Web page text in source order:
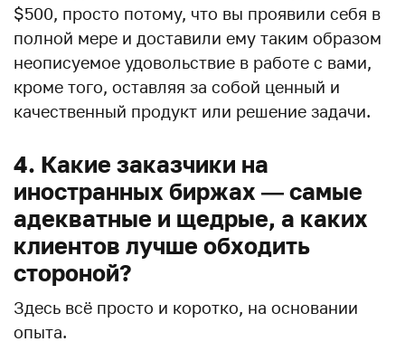
$500, просто потому, что вы проявили себя в
полной мере и доставили ему таким образом
неописуемое удовольствие в работе с вами,
кроме того, оставляя за собой ценный и
качественный продукт или решение задачи.
4. Какие заказчики на
иностранных биржах — самые
адекватные и щедрые, а каких
клиентов лучше обходить
стороной?
Здесь всё просто и коротко, на основании
опыта.